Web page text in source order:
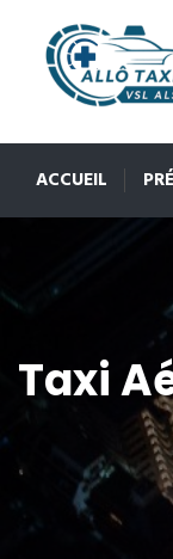
ACCUEIL
Taxi